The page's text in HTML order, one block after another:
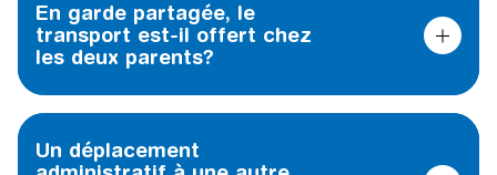
En garde partagée, le
transport est-il offert chez
les deux parents?
Un déplacement